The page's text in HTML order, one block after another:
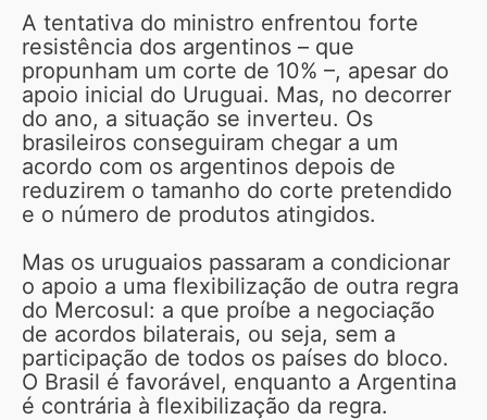
A tentativa do ministro enfrentou forte
resistência dos argentinos – que
propunham um corte de 10% –, apesar do
apoio inicial do Uruguai. Mas, no decorrer
do ano, a situação se inverteu. Os
brasileiros conseguiram chegar a um
acordo com os argentinos depois de
reduzirem o tamanho do corte pretendido
e o número de produtos atingidos.
Mas os uruguaios passaram a condicionar
o apoio a uma flexibilização de outra regra
do Mercosul: a que proíbe a negociação
de acordos bilaterais, ou seja, sem a
participação de todos os países do bloco.
O Brasil é favorável, enquanto a Argentina
é contrária à flexibilização da regra.